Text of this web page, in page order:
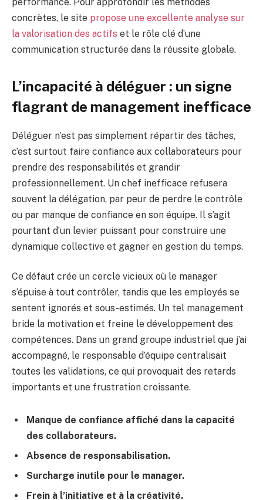
concrètes, le site propose une excellente analyse sur
la valorisation des actifs et le rôle clé d’une
communication structurée dans la réussite globale.
L’incapacité à déléguer : un signe
flagrant de management inefficace
Déléguer n’est pas simplement répartir des tâches,
c’est surtout faire confiance aux collaborateurs pour
prendre des responsabilités et grandir
professionnellement. Un chef inefficace refusera
souvent la délégation, par peur de perdre le contrôle
ou par manque de confiance en son équipe. Il s’agit
pourtant d’un levier puissant pour construire une
dynamique collective et gagner en gestion du temps.
Ce défaut crée un cercle vicieux où le manager
s’épuise à tout contrôler, tandis que les employés se
sentent ignorés et sous-estimés. Un tel management
bride la motivation et freine le développement des
compétences. Dans un grand groupe industriel que j’ai
accompagné, le responsable d’équipe centralisait
toutes les validations, ce qui provoquait des retards
importants et une frustration croissante.
Manque de confiance affiché dans la capacité
des collaborateurs.
Absence de responsabilisation.
Surcharge inutile pour le manager.
Frein à l’initiative et à la créativité.